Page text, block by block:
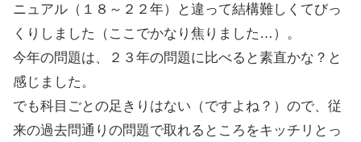
ニュアル（１８～２２年）と違って結構難しくてびっ
くりしました（ここでかなり焦りました…）。
今年の問題は、２３年の問題に比べると素直かな？と
感じました。
でも科目ごとの足きりはない（ですよね？）ので、従
来の過去問通りの問題で取れるところをキッチリとっ